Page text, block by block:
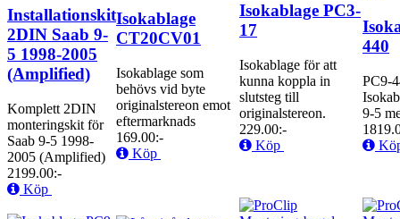
Installationskit
2DIN Saab 9-
5 1998-2005
(Amplified)
Komplett 2DIN
monteringskit för
Saab 9-5 1998-
2005 (Amplified)
2199.00:-
Köp
Isokablage
CT20CV01
Isokablage som
behövs vid byte
originalstereon emot
eftermarknads
169.00:-
Köp
Isokablage PC3-
17
Isokablage för att
kunna koppla in
slutsteg till
originalstereon.
229.00:-
Köp
440
PC9-
9-5